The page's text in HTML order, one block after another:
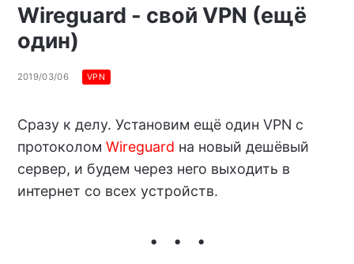
Wireguard - свой VPN (ещё
один)
2019/03/06 VPN
Сразу к делу. Установим ещё один VPN с
протоколом Wireguard на новый дешёвый
сервер, и будем через него выходить в
интернет со всех устройств.